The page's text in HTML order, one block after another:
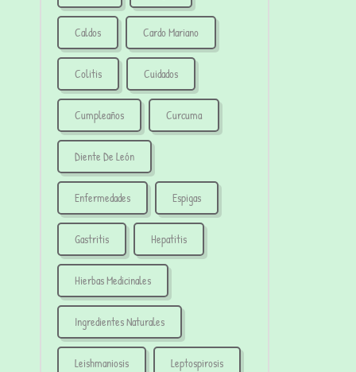
Caldos Cardo Mariano
Colitis Cuidados
Cumpleaños Curcuma
Diente De León
Enfermedades Espigas
Gastritis Hepatitis
Hierbas Medicinales
Ingredientes Naturales
Leishmaniosis Leptospirosis